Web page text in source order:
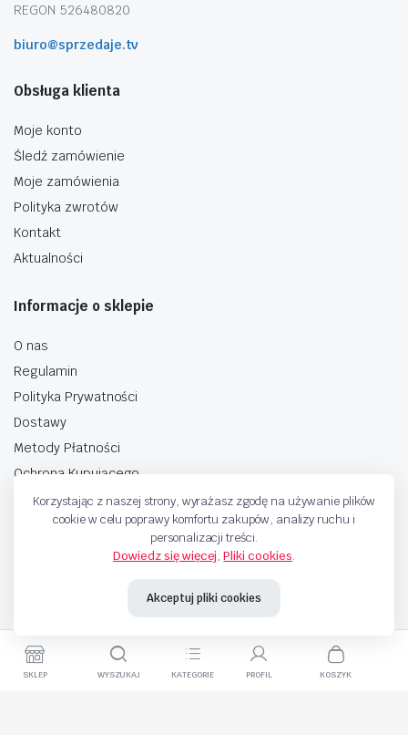
REGON 526480820
biuro@sprzedaje.tv
Obsługa klienta
Moje konto
Śledź zamówienie
Moje zamówienia
Polityka zwrotów
Kontakt
Aktualności
Informacje o sklepie
O nas
Regulamin
Polityka Prywatności
Dostawy
Metody Płatności
Ochrona Kupującego
Metody Płatnosci
Korzystając z naszej strony, wyrażasz zgodę na używanie plików
cookie w celu poprawy komfortu zakupów, analizy ruchu i
personalizacji treści.
Dowiedz się więcej,Pliki cookies.
Akceptuj pliki cookies
SKLEP WYSZUKAJ KATEGORIE PROFIL KOSZYK